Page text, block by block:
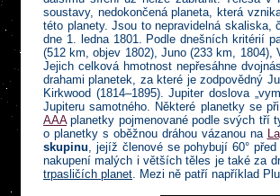
soustavy, nedokončená planeta, která
této planety. Jsou to nepravidelná
dne 1. ledna 1801. Podle dnešních kritérií
(512 km, objev 1802), Juno (233 km,
Jejich celková hmotnost nepřesáhne
drahami planetek, za které je zodpovědný
Kirkwood (1814–1895). Jupiter doslova
Jupiteru samotného. Některé planetky se
AAAplanetky pojmenované podle svých tří
o planetky s oběžnou dráhou vázanou na
skupinu , jejíž členové se pohybují 60°
nakupení malých i větších těles je také za
trpasličích planet . Mezi ně patří například